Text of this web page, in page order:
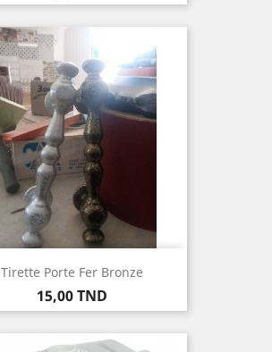
Tirette Porte Fer Bronze
Prix
15,00 TND